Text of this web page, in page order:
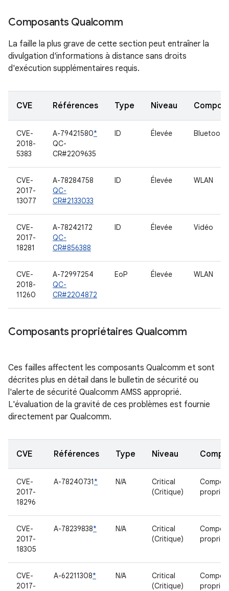
Composants Qualcomm
La faille la plus grave de cette section peut entraîner la
divulgation d'informations à distance sans droits
d'exécution supplémentaires requis.
CVE Références Type Niveau
CVE-
2018-
5383
A-79421580*
QC-
CR#2209635
ID Élevée Bluetooth
CVE-
2017-
13077
A-78284758
QC-
CR#2133033
ID Élevée WLAN
CVE-
2017-
18281
A-78242172
QC-
CR#856388
ID Élevée Vidéo
CVE-
2018-
11260
A-72997254
QC-
CR#2204872
EoP Élevée WLAN
Composants propriétaires Qualcomm
Ces failles affectent les composants Qualcomm et sont
décrites plus en détail dans le bulletin de sécurité ou
l'alerte de sécurité Qualcomm AMSS approprié.
L'évaluation de la gravité de ces problèmes est fournie
directement par Qualcomm.
CVE Références Type Niveau
CVE-
2017-
18296
A-78240731* N/A
Critical
(Critique)
CVE-
2017-
18305
A-78239838* N/A
Critical
(Critique)
CVE-
2017-
A-62211308* N/A
Critical
(Critique)